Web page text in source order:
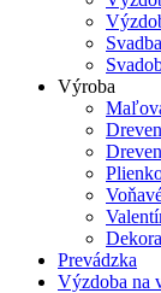
Výroba
Prevádzka
Výzdoba na